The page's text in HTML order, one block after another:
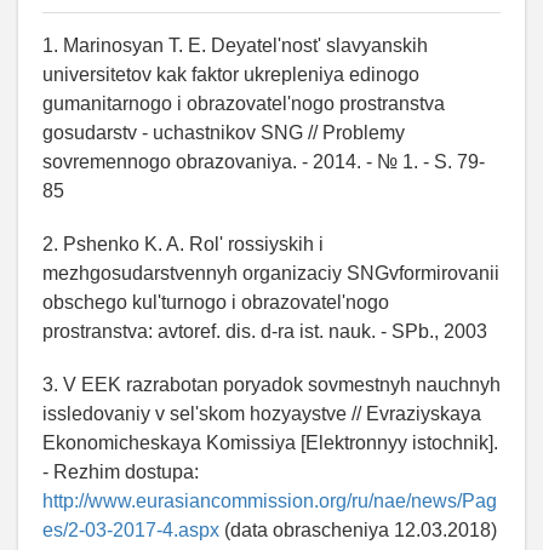
1. Marinosyan T. E. Deyatel'nost' slavyanskih
universitetov kak faktor ukrepleniya edinogo
gumanitarnogo i obrazovatel'nogo prostranstva
gosudarstv - uchastnikov SNG // Problemy
sovremennogo obrazovaniya. - 2014. - № 1. - S. 79-
85
2. Pshenko K. A. Rol' rossiyskih i
mezhgosudarstvennyh organizaciy SNGvformirovanii
obschego kul'turnogo i obrazovatel'nogo
prostranstva: avtoref. dis. d-ra ist. nauk. - SPb., 2003
3. V EEK razrabotan poryadok sovmestnyh nauchnyh
issledovaniy v sel'skom hozyaystve // Evraziyskaya
Ekonomicheskaya Komissiya [Elektronnyy istochnik].
- Rezhim dostupa:
http://www.eurasiancommission.org/ru/nae/news/Pag
es/2-03-2017-4.aspx (data obrascheniya 12.03.2018)